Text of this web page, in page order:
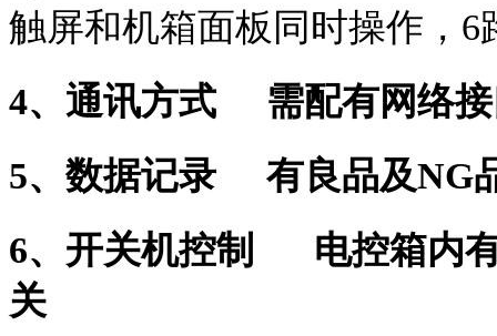
触屏和机箱面板同时操作，
4、通讯方式 需配有网络接
5、数据记录 有良品及NG
6、开关机控制 电控箱内有
关